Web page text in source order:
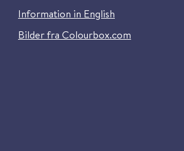
Information in English
Bilder fra Colourbox.com